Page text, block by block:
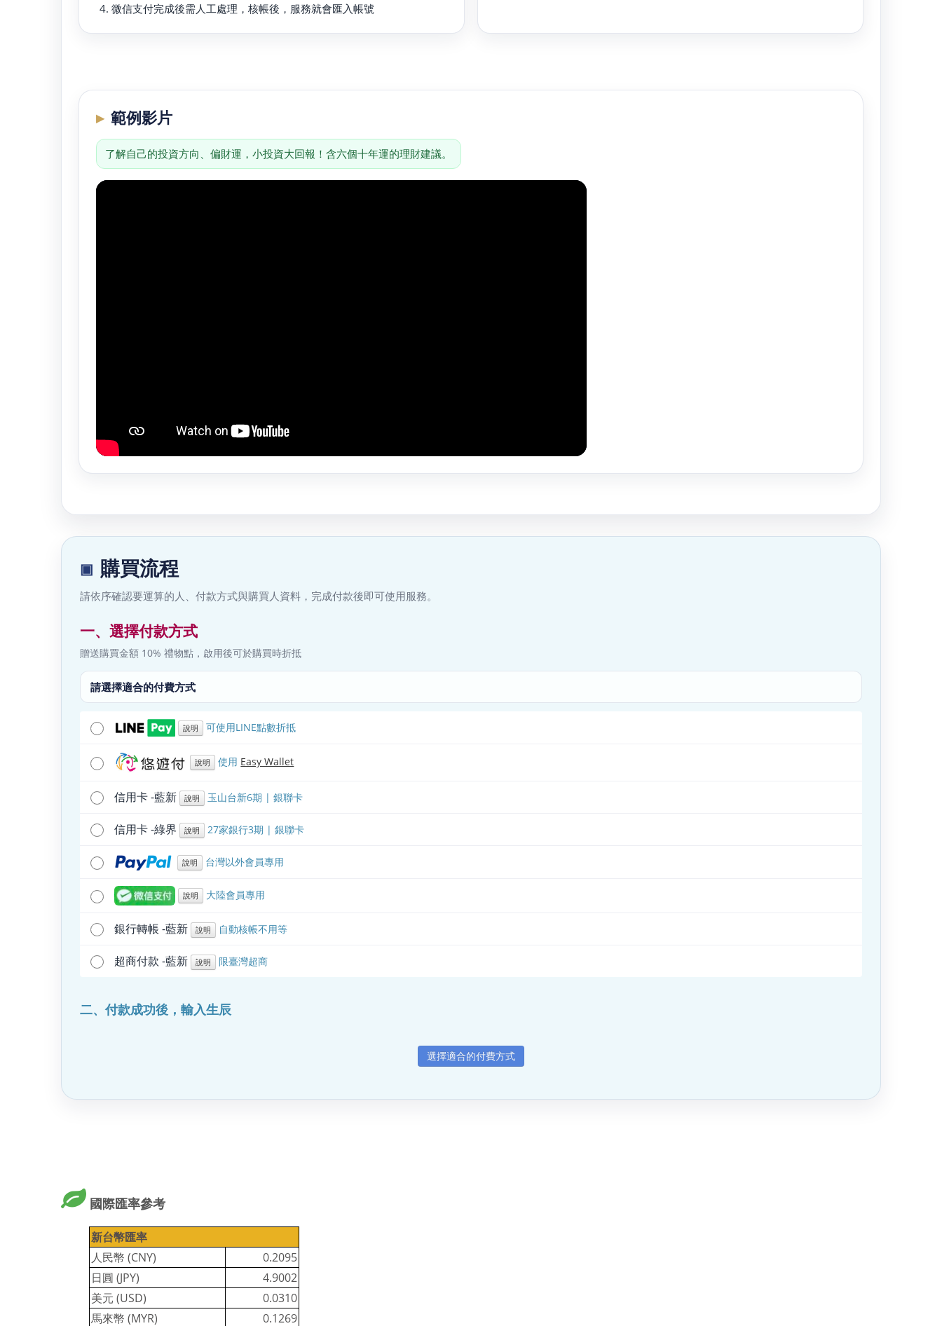
微信支付完成後需人工處理，核帳後，服務就會匯入帳號
範例影片
了解自己的投資方向、偏財運，小投資大回報！含六個十年運的理財建議。
購買流程
請依序確認要運算的人、付款方式與購買人資料，完成付款後即可使用服務。
一、選擇付款方式
贈送購買金額 10% 禮物點，啟用後可於購買時折抵
請選擇適合的付費方式
說明 可使用LINE點數折抵
說明 使用 Easy Wallet
信用卡 -藍新 說明 玉山台新6期 | 銀聯卡
信用卡 -綠界 說明 27家銀行3期 | 銀聯卡
說明 台灣以外會員專用
說明 大陸會員專用
銀行轉帳 -藍新 說明 自動核帳不用等
超商付款 -藍新 說明 限臺灣超商
二、付款成功後，輸入生辰
選擇適合的付費方式
國際匯率參考
新台幣匯率
人民幣 (CNY)
0.2095
日圓 (JPY)
4.9002
美元 (USD)
0.0310
馬來幣 (MYR)
0.1269